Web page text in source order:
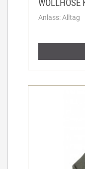
WOLLHOSE
Anlass: Alltag